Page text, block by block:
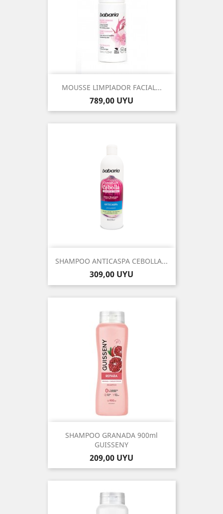
MOUSSE LIMPIADOR FACIAL...
Precio
789,00 UYU
SHAMPOO ANTICASPA CEBOLLA...
Precio
309,00 UYU
SHAMPOO GRANADA 900ml
GUISSENY
Precio
209,00 UYU